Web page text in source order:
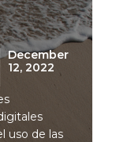
December
12, 2022
uso de las